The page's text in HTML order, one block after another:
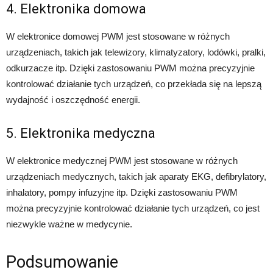
4. Elektronika domowa
W elektronice domowej PWM jest stosowane w różnych
urządzeniach, takich jak telewizory, klimatyzatory, lodówki, pralki,
odkurzacze itp. Dzięki zastosowaniu PWM można precyzyjnie
kontrolować działanie tych urządzeń, co przekłada się na lepszą
wydajność i oszczędność energii.
5. Elektronika medyczna
W elektronice medycznej PWM jest stosowane w różnych
urządzeniach medycznych, takich jak aparaty EKG, defibrylatory,
inhalatory, pompy infuzyjne itp. Dzięki zastosowaniu PWM
można precyzyjnie kontrolować działanie tych urządzeń, co jest
niezwykle ważne w medycynie.
Podsumowanie